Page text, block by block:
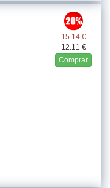
15.14 €
12.11 €
Comprar